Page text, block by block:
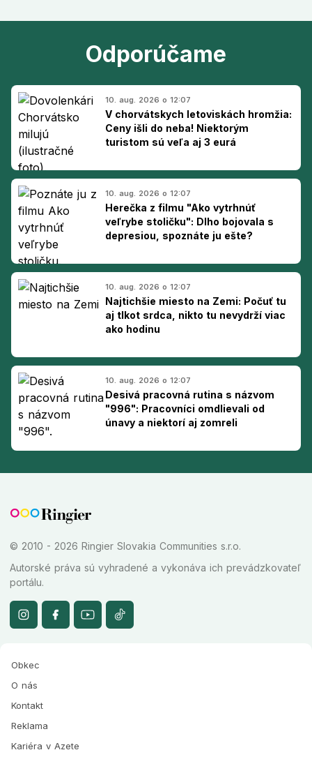
Odporúčame
10. aug. 2026 o 12:07
V chorvátskych letoviskách hromžia:
Ceny išli do neba! Niektorým
turistom sú veľa aj 3 eurá
10. aug. 2026 o 12:07
Herečka z filmu "Ako vytrhnúť
veľrybe stoličku": Dlho bojovala s
depresiou, spoznáte ju ešte?
10. aug. 2026 o 12:07
Najtichšie miesto na Zemi: Počuť tu
aj tlkot srdca, nikto tu nevydrží viac
ako hodinu
10. aug. 2026 o 12:07
Desivá pracovná rutina s názvom
"996": Pracovníci omdlievali od
únavy a niektorí aj zomreli
© 2010 - 2026 Ringier Slovakia Communities s.r.o.
Autorské práva sú vyhradené a vykonáva ich prevádzkovateľ
portálu.
Obkec
O nás
Kontakt
Reklama
Kariéra v Azete